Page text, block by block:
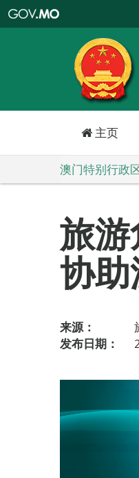
特
政
区
政
口
主页
澳门特别行政
旅
协
来源：
发布日期：